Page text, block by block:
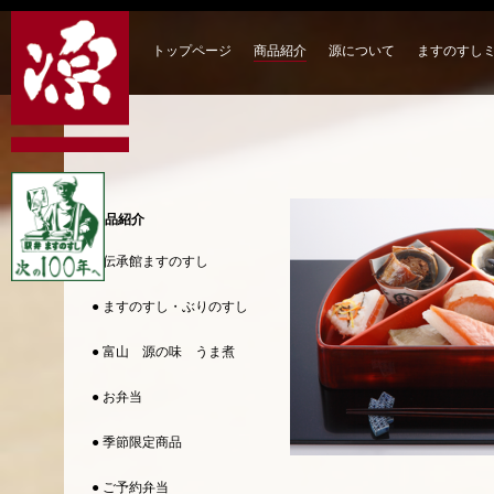
トップページ 商品紹介 源について ますのすし
商品紹介
● 伝承館ますのすし
● ますのすし・ぶりのすし
● 富山 源の味 うま煮
● お弁当
● 季節限定商品
● ご予約弁当